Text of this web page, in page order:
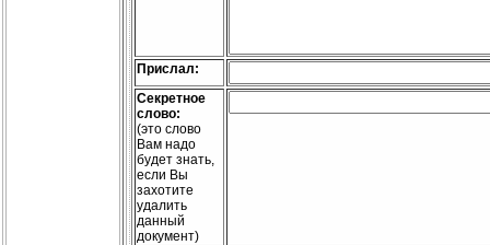
Прислал:
Секретное
слово:
(это слово
Вам надо
будет знать,
если Вы
захотите
удалить
данный
документ)